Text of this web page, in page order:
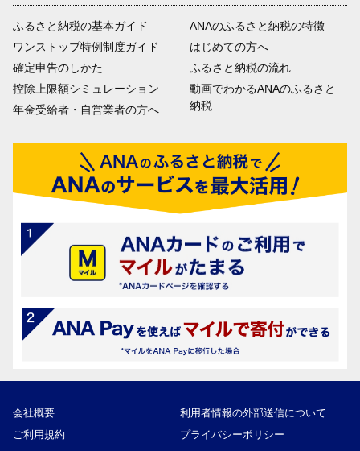
ふるさと納税の基本ガイド
ワンストップ特例制度ガイド
確定申告のしかた
控除上限額シミュレーション
年金受給者・自営業者の方へ
ANAのふるさと納税の特徴
はじめての方へ
ふるさと納税の流れ
動画でわかるANAのふるさと
納税
会社概要
利用者情報の外部送信について
ご利用規約
プライバシーポリシー